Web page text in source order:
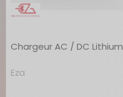
Chargeur AC / DC Lithium
Eza